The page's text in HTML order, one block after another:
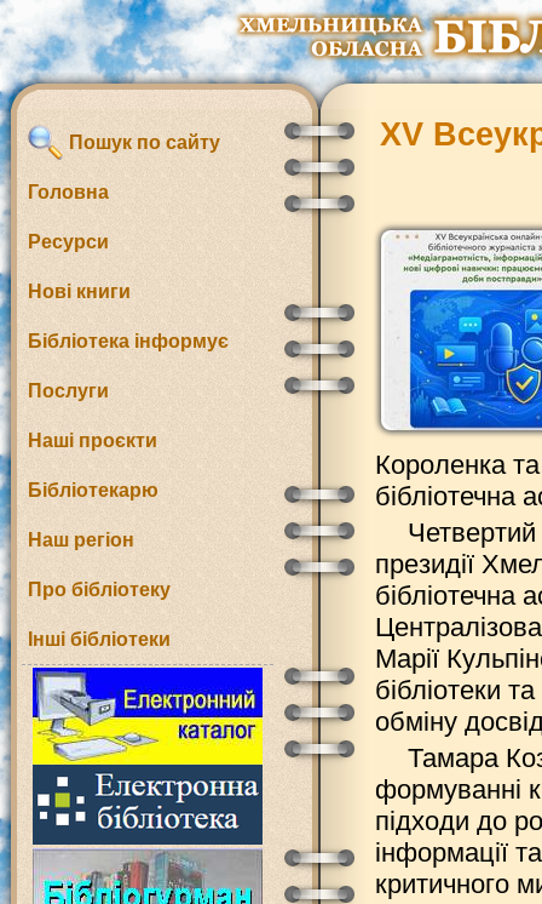
Пошук по сайту
Головна
Ресурси
Нові книги
Бібліотека інформує
Послуги
Наші проєкти
Бібліотекарю
Наш регіон
Про бібліотеку
Інші бібліотеки
XV
Короленка
бібліотечна
президії
бібліотечна
Марії
бібліотеки
обміну
Тамара
формуванні
підходи до
інформації
критичного